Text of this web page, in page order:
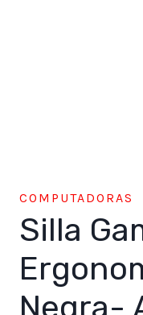
COMPUTADORAS
Silla
Negra-